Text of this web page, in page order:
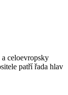
celoevropsky
patří řada hlav